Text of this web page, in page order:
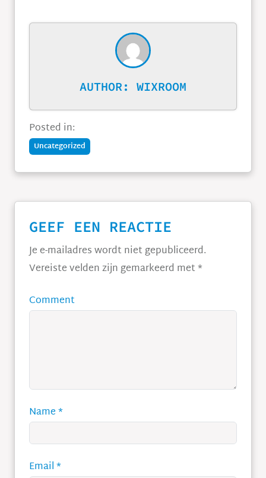
AUTHOR: WIXROOM
Posted in:
Uncategorized
GEEF EEN REACTIE
Je e-mailadres wordt niet gepubliceerd.
Vereiste velden zijn gemarkeerd met*
Comment
Name*
Email*